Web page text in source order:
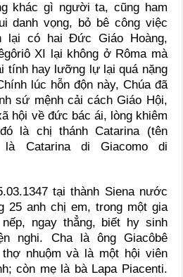
khác gì người ta, cũng ham
danh vọng, bỏ bê công việc
lại có hai Đức Giáo Hoàng,
XI lại không ở Rôma mà
tính hay lưỡng lự lại quá nặng
lúc hỗn độn này, Chúa đã
sứ mệnh cải cách Giáo Hội,
hội về đức bác ái, lòng khiêm
là chị thánh Catarina (tên
Catarina di Giacomo di
tại thành Siena nước
25 anh chị em, trong một gia
ngay thẳng, biết hy sinh
nghi. Cha là ông Giacôbê
thợ nhuộm và là một hội viên
còn mẹ là bà Lapa Piacenti.